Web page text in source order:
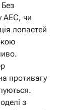
Без
АЕС, чи
лопастей
противагу
з